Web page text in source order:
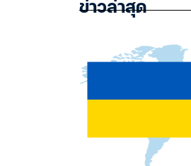
ข่าวล่าสุด